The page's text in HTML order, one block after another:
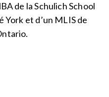
de la Schulich School
York et d’un MLIS de